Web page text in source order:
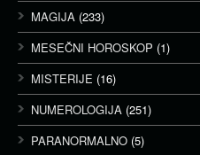
MAGIJA (233)
MESEČNI HOROSKOP (1)
MISTERIJE (16)
NUMEROLOGIJA (251)
PARANORMALNO (5)